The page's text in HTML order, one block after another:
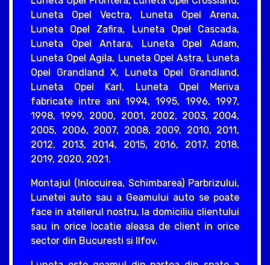
Luneta Opel Vectra, Luneta Opel Arena,
Luneta Opel Zafira, Luneta Opel Cascada,
Luneta Opel Antara, Luneta Opel Adam,
Luneta Opel Agila, Luneta Opel Astra, Luneta
Opel Grandland X, Luneta Opel Grandland,
Luneta Opel Karl, Luneta Opel Meriva
fabricate intre ani 1994, 1995, 1996, 1997,
1998, 1999, 2000, 2001, 2002, 2003, 2004,
2005, 2006, 2007, 2008, 2009, 2010, 2011,
2012, 2013, 2014, 2015, 2016, 2017, 2018,
2019, 2020, 2021.
Montajul (Inlocuirea, Schimbarea) Parbrizului,
Lunetei auto sau a Geamului auto se poate
face in atelierul nostru, la domiciliu clientului
sau in orice locatie aleasa de client in orice
sector din Bucuresti si Ilfov.